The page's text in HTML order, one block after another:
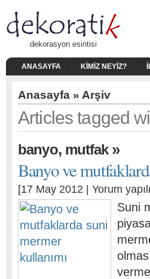
dekorasyon esintisi
ANASAYFA KIMIZ NEYIZ?
Anasayfa » Arşiv
Articles tagged
banyo, mutfak»
Banyo ve
[17 May 2012 | Yorum
Suni